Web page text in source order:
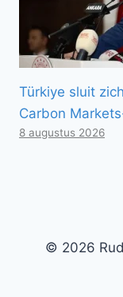
Türkiye sluit
Carbon
8 augustus 2026
© 2026